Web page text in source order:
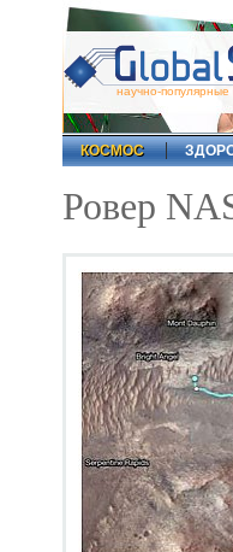
научно-популярные
КОСМОС
Ровер